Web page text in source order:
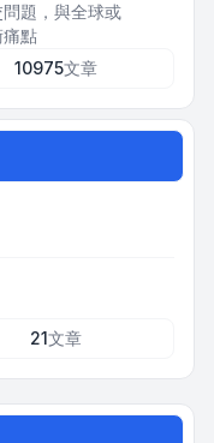
題，與全球或
點
10975文章
21文章